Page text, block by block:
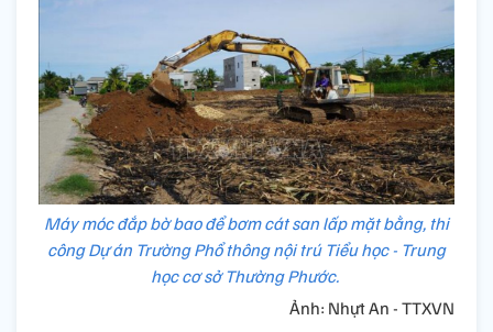
Máy móc đắp bờ bao để bơm cát san lấp mặt bằng, thi
công Dự án Trường Phổ thông nội trú Tiểu học - Trung
học cơ sở Thường Phước.
Ảnh: Nhựt An - TTXVN